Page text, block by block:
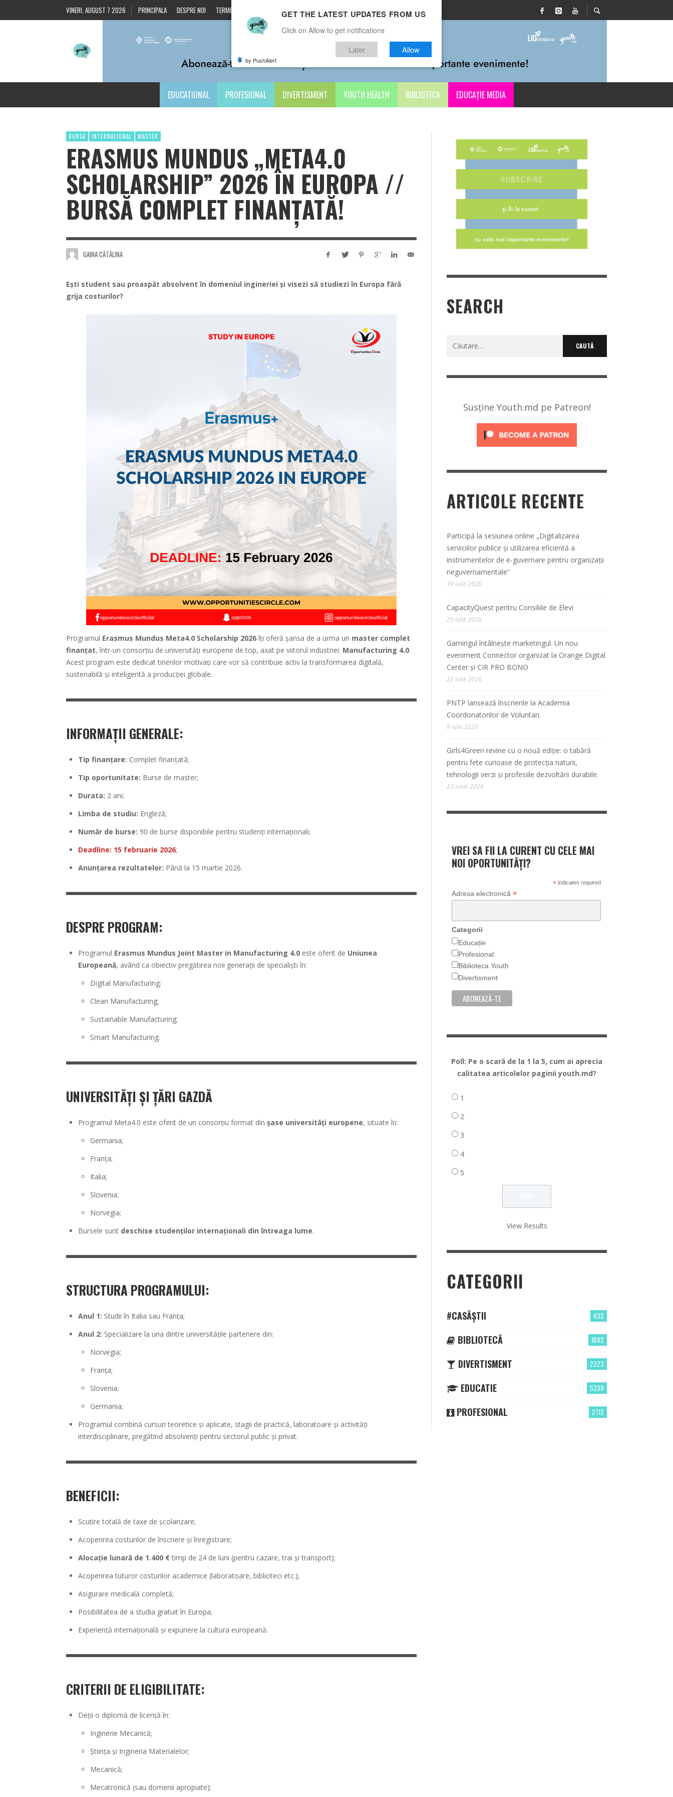
VINERI, AUGUST 7 2026 PRINCIPALA DESPRE NOI TERMENI ȘI CONDIȚII CONTACTE
EDUCATIONAL PROFESIONAL DIVERTISMENT YOUTH HEALTH BIBLIOTECA EDUCAȚIE MEDIA
BURSĂ INTERNAȚIONAL MASTER
ERASMUS MUNDUS „META4.0
SCHOLARSHIP” 2026 ÎN EUROPA //
BURSĂ COMPLET FINANȚATĂ!
GAINA CĂTĂLINA
Ești student sau proaspăt absolvent în domeniul ingineriei și visezi să studiezi în Europa fără
grija costurilor?
Programul Erasmus Mundus Meta4.0 Scholarship 2026îți oferă șansa de a urma un master complet
finanțat, într-un consorțiu de universități europene de top, axat pe viitorul industriei: Manufacturing 4.0.
Acest program este dedicat tinerilor motivați care vor să contribuie activ la transformarea digitală,
sustenabilă și inteligentă a producției globale.
INFORMAȚII GENERALE:
Tip finanțare: Complet finanțată;
Tip oportunitate: Burse de master;
Durata: 2 ani;
Limba de studiu: Engleză;
Număr de burse: 90 de burse disponibile pentru studenți internaționali;
Deadline: 15 februarie 2026;
Anunțarea rezultatelor: Până la 15 martie 2026.
DESPRE PROGRAM:
Programul Erasmus Mundus Joint Master in Manufacturing 4.0 este oferit de Uniunea
Europeană, având ca obiectiv pregătirea noii generații de specialiști în:
Digital Manufacturing;
Clean Manufacturing;
Sustainable Manufacturing;
Smart Manufacturing.
UNIVERSITĂȚI ȘI ȚĂRI GAZDĂ
Programul Meta4.0 este oferit de un consorțiu format din șase universități europene, situate în:
Germania;
Franța;
Italia;
Slovenia;
Norvegia;
Bursele sunt deschise studenților internaționali din întreaga lume.
STRUCTURA PROGRAMULUI:
Anul 1: Studii în Italia sau Franța;
Anul 2: Specializare la una dintre universitățile partenere din:
Norvegia;
Franța;
Slovenia;
Germania;
Programul combină cursuri teoretice și aplicate, stagii de practică, laboratoare și activități
interdisciplinare, pregătind absolvenți pentru sectorul public și privat.
BENEFICII:
Scutire totală de taxe de școlarizare;
Acoperirea costurilor de înscriere și înregistrare;
Alocație lunară de 1.400 €timp de 24 de luni (pentru cazare, trai și transport);
Acoperirea tuturor costurilor academice (laboratoare, biblioteci etc.);
Asigurare medicală completă;
Posibilitatea de a studia gratuit în Europa;
Experiență internațională și expunere la cultura europeană.
CRITERII DE ELIGIBILITATE:
Deții o diplomă de licență în:
Inginerie Mecanică;
Știința și Ingineria Materialelor;
Mecanică;
Mecatronică (sau domenii apropiate);
SEARCH
Caută
Susține Youth.md pe Patreon!
ARTICOLE RECENTE
Participă la sesiunea online „Digitalizarea
serviciilor publice și utilizarea eficientă a
instrumentelor de e-guvernare pentru organizații
neguvernamentale”
30 iulie 2026
CapacityQuest pentru Consiliile de Elevi
29 iulie 2026
Gamingul întâlnește marketingul. Un nou
eveniment Connector organizat la Orange Digital
Center și CIR PRO BONO
22 iulie 2026
PNTP lansează înscrierile la Academia
Coordonatorilor de Voluntari.
9 iulie 2026
Girls4Green revine cu o nouă ediție: o tabără
pentru fete curioase de protecția naturii,
tehnologii verzi și profesiile dezvoltării durabile.
23 iunie 2026
VREI SA FII LA CURENT CU CELE MAI
NOI OPORTUNITĂȚI?
*indicates required
Adresa electronică *
Categorii
Educație
Profesional
Biblioteca Youth
Divertisment
Poll: Pe o scară de la 1 la 5, cum ai aprecia
calitatea articolelor paginii youth.md?
1
2
3
4
5
View Results
CATEGORII
632
#CASĂȘTII
1692
BIBLIOTECĂ
2223
DIVERTISMENT
5339
EDUCATIE
2712
PROFESIONAL
GET THE LATEST UPDATES FROM US
Click on Allow to get notifications
Later Allow
by PushAlert